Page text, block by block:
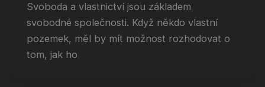
Svoboda a vlastnictví jsou základem
svobodné společnosti. Když někdo vlastní
pozemek, měl by mít možnost rozhodovat o
tom, jak ho